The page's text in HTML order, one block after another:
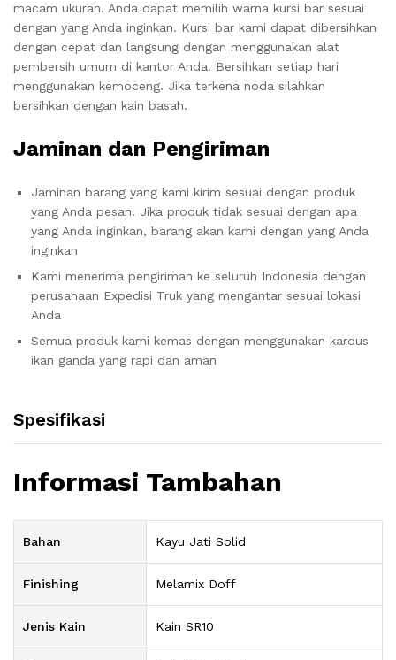
macam ukuran. Anda dapat memilih warna kursi bar sesuai
dengan yang Anda inginkan. Kursi bar kami dapat dibersihkan
dengan cepat dan langsung dengan menggunakan alat
pembersih umum di kantor Anda. Bersihkan setiap hari
menggunakan kemoceng. Jika terkena noda silahkan
bersihkan dengan kain basah.
Jaminan dan Pengiriman
Jaminan barang yang kami kirim sesuai dengan produk
yang Anda pesan. Jika produk tidak sesuai dengan apa
yang Anda inginkan, barang akan kami dengan yang Anda
inginkan
Kami menerima pengiriman ke seluruh Indonesia dengan
perusahaan Expedisi Truk yang mengantar sesuai lokasi
Anda
Semua produk kami kemas dengan menggunakan kardus
ikan ganda yang rapi dan aman
Spesifikasi
Informasi Tambahan
Bahan Kayu Jati Solid
Finishing Melamix Doff
Jenis Kain Kain SR10